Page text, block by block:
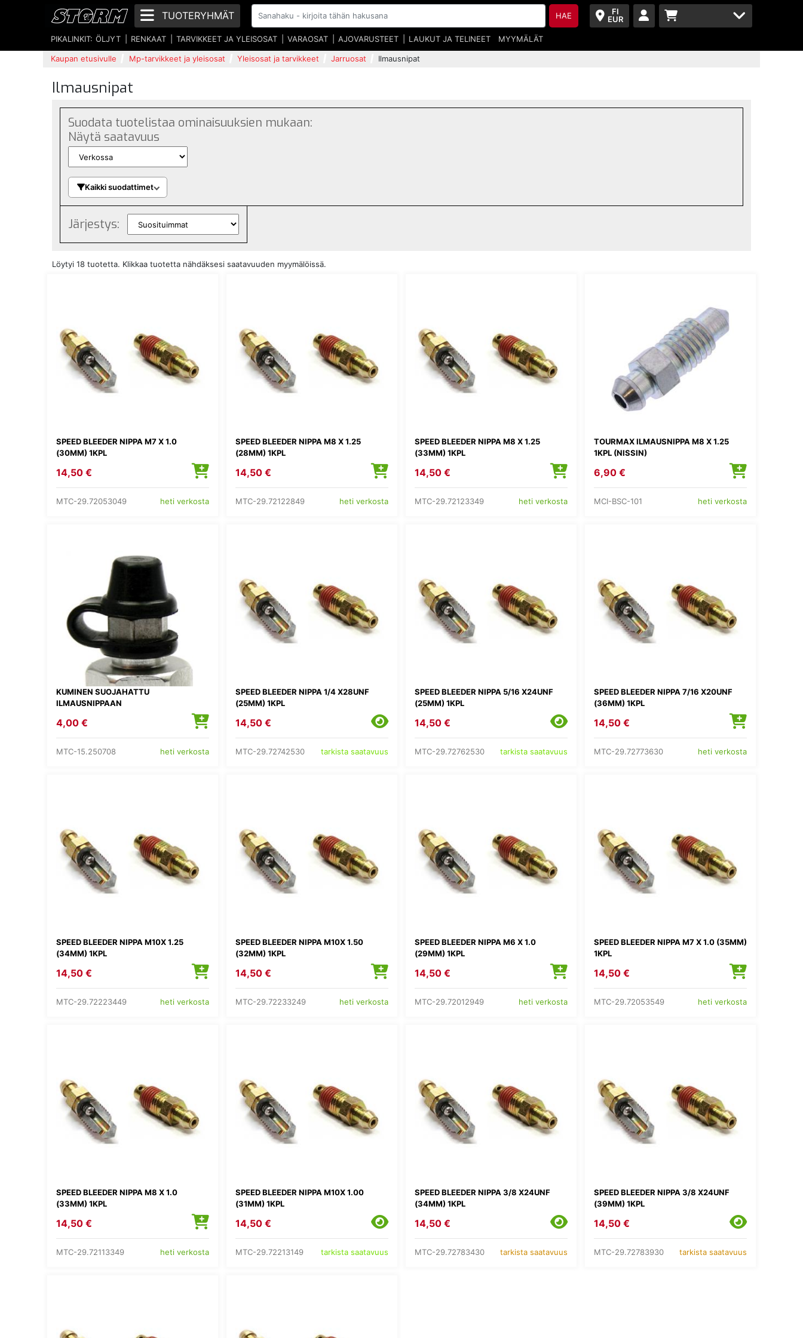
FI
EUR
TUOTERYHMÄT HAE
PIKALINKIT: ÖLJYT RENKAAT TARVIKKEET JA YLEISOSAT VARAOSAT AJOVARUSTEET LAUKUT JA TELINEET MYYMÄLÄT
Kaupan etusivulle Mp-tarvikkeet ja yleisosat Yleisosat ja tarvikkeet Jarruosat Ilmausnipat
Ilmausnipat
Suodata tuotelistaa ominaisuuksien mukaan:
Näytä saatavuus
Kaikki suodattimet
Järjestys:
Löytyi 18 tuotetta. Klikkaa tuotetta nähdäksesi saatavuuden myymälöissä.
SPEED BLEEDER NIPPA M7 X 1.0
(30MM) 1KPL
14,50 €
MTC-29.72053049 heti verkosta
SPEED BLEEDER NIPPA M8 X 1.25
(28MM) 1KPL
14,50 €
MTC-29.72122849 heti verkosta
SPEED BLEEDER NIPPA M8 X 1.25
(33MM) 1KPL
14,50 €
MTC-29.72123349 heti verkosta
TOURMAX ILMAUSNIPPA M8 X 1.25
1KPL (NISSIN)
6,90 €
MCI-BSC-101 heti verkosta
KUMINEN SUOJAHATTU
ILMAUSNIPPAAN
4,00 €
MTC-15.250708 heti verkosta
SPEED BLEEDER NIPPA 1/4 X28UNF
(25MM) 1KPL
14,50 €
MTC-29.72742530 tarkista saatavuus
SPEED BLEEDER NIPPA 5/16 X24UNF
(25MM) 1KPL
14,50 €
MTC-29.72762530 tarkista saatavuus
SPEED BLEEDER NIPPA 7/16 X20UNF
(36MM) 1KPL
14,50 €
MTC-29.72773630 heti verkosta
SPEED BLEEDER NIPPA M10X 1.25
(34MM) 1KPL
14,50 €
MTC-29.72223449 heti verkosta
SPEED BLEEDER NIPPA M10X 1.50
(32MM) 1KPL
14,50 €
MTC-29.72233249 heti verkosta
SPEED BLEEDER NIPPA M6 X 1.0
(29MM) 1KPL
14,50 €
MTC-29.72012949 heti verkosta
SPEED BLEEDER NIPPA M7 X 1.0 (35MM)
1KPL
14,50 €
MTC-29.72053549 heti verkosta
SPEED BLEEDER NIPPA M8 X 1.0
(33MM) 1KPL
14,50 €
MTC-29.72113349 heti verkosta
SPEED BLEEDER NIPPA M10X 1.00
(31MM) 1KPL
14,50 €
MTC-29.72213149 tarkista saatavuus
SPEED BLEEDER NIPPA 3/8 X24UNF
(34MM) 1KPL
14,50 €
MTC-29.72783430 tarkista saatavuus
SPEED BLEEDER NIPPA 3/8 X24UNF
(39MM) 1KPL
14,50 €
MTC-29.72783930 tarkista saatavuus